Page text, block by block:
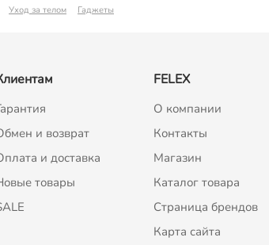
Уход за телом Гаджеты
и возврат
и доставка
товары
FELEX
О компании
Контакты
Магазин
Каталог товара
Страница брендов
Карта сайта